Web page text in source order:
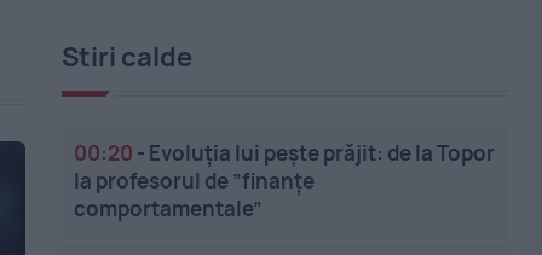
Stiri calde
00:20 - Evoluția lui pește prăjit: de la Topor
la profesorul de ”finanțe
comportamentale”